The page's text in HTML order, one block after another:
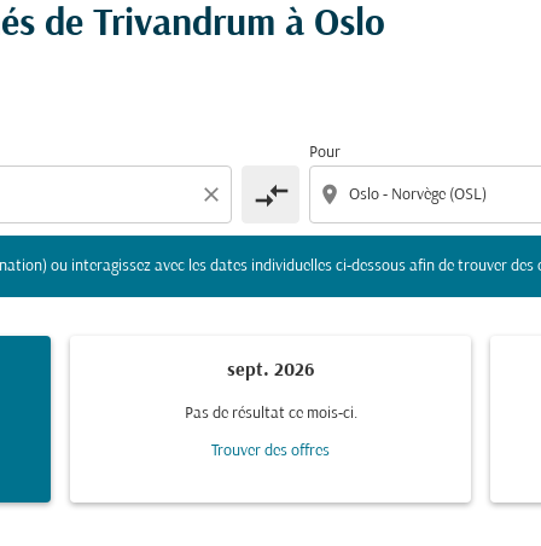
de Trivandrum à Oslo
close compare_arrows
Pour
location_on
ou interagissez avec les dates individuelles ci-dessous afin de trouver des
et/ou destination) ou interagissez avec les dates
sept. 2026
Pas de résultat ce mois-ci.
Trouver des offres